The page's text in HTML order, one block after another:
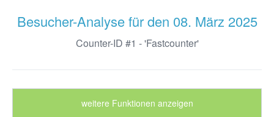
Besucher-Analyse für den 08. März 2025
Counter-ID #1 - 'Fastcounter'
weitere Funktionen anzeigen